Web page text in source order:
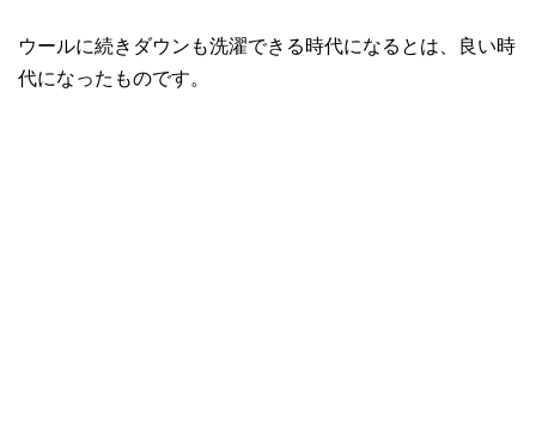
ウールに続きダウンも洗濯できる時代になるとは、良い時
代になったものです。